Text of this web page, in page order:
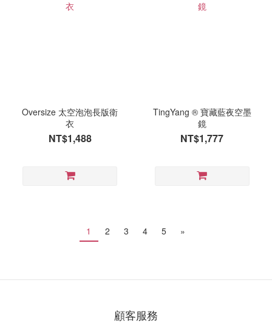
Oversize 太空泡泡長版衛
衣
NT$1,488
TingYang ® 寶藏藍夜空墨
鏡
NT$1,777
1 2 3 4 5 »
顧客服務